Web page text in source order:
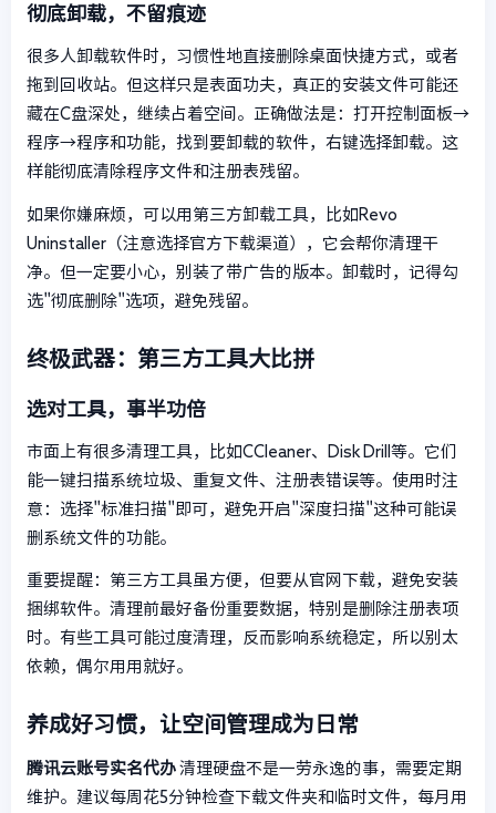
彻底卸载，不留痕迹
很多人卸载软件时，习惯性地直接删除桌面快捷方式，或者
拖到回收站。但这样只是表面功夫，真正的安装文件可能还
藏在C盘深处，继续占着空间。正确做法是：打开控制面板→
程序→程序和功能，找到要卸载的软件，右键选择卸载。这
样能彻底清除程序文件和注册表残留。
如果你嫌麻烦，可以用第三方卸载工具，比如Revo
Uninstaller（注意选择官方下载渠道），它会帮你清理干
净。但一定要小心，别装了带广告的版本。卸载时，记得勾
选"彻底删除"选项，避免残留。
终极武器：第三方工具大比拼
选对工具，事半功倍
市面上有很多清理工具，比如CCleaner、Disk Drill等。它们
能一键扫描系统垃圾、重复文件、注册表错误等。使用时注
意：选择"标准扫描"即可，避免开启"深度扫描"这种可能误
删系统文件的功能。
重要提醒：第三方工具虽方便，但要从官网下载，避免安装
捆绑软件。清理前最好备份重要数据，特别是删除注册表项
时。有些工具可能过度清理，反而影响系统稳定，所以别太
依赖，偶尔用用就好。
养成好习惯，让空间管理成为日常
腾讯云账号实名代办 清理硬盘不是一劳永逸的事，需要定期
维护。建议每周花5分钟检查下载文件夹和临时文件，每月用